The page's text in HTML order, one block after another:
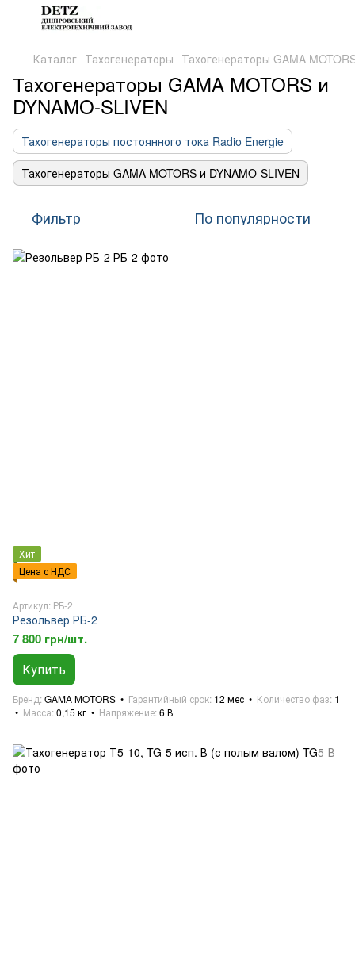
Каталог Тахогенераторы Тахогенераторы GAMA
Тахогенераторы GAMA MOTORS и
DYNAMO-SLIVEN
Тахогенераторы постоянного тока Radio Energie
Тахогенераторы GAMA MOTORS и DYNAMO-SLIVEN
Фильтр По популярности
Хит
Цена с НДС
Артикул: РБ-2
Резольвер РБ-2
7 800 грн/шт.
Купить
Бренд GAMA MOTORS Гарантийный срок 12 мес Количество фаз 1
Масса 0,15 кг Напряжение 6 В